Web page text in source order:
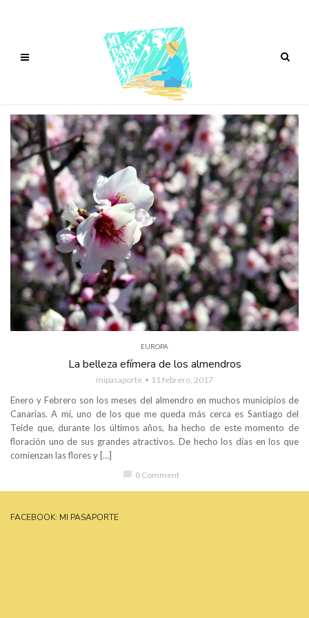
EUROPA
La belleza efímera de los almendros
mipasaporte 11 febrero, 2017
Enero y Febrero son los meses del almendro en muchos municipios de
Canarias. A mí, uno de los que me queda más cerca es Santiago del
Teide que, durante los últimos años, ha hecho de este momento de
floración uno de sus grandes atractivos. De hecho los días en los que
comienzan las flores y […]
0 Comment
FACEBOOK: MI PASAPORTE